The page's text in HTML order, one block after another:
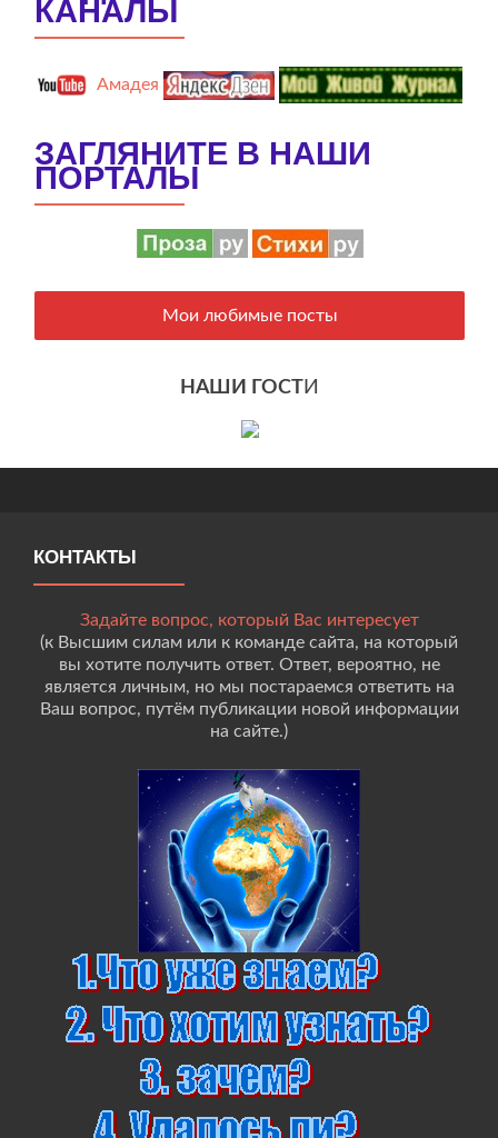
КАНАЛЫ
Амадея
ЗАГЛЯНИТЕ В НАШИ
ПОРТАЛЫ
Мои любимые посты
НАШИ ГОСТ И
КОНТАКТЫ
Задайте вопрос, который Вас интересует
(к Высшим силам или к команде сайта, на который
вы хотите получить ответ. Ответ, вероятно, не
является личным, но мы постараемся ответить на
Ваш вопрос, путём публикации новой информации
на сайте.)